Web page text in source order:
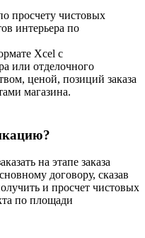
просчету чистовых
интерьера по
Xcel с
или отделочного
ценой, позиций заказа
магазина.
на этапе заказа
договору, сказав
и просчет чистовых
по площади